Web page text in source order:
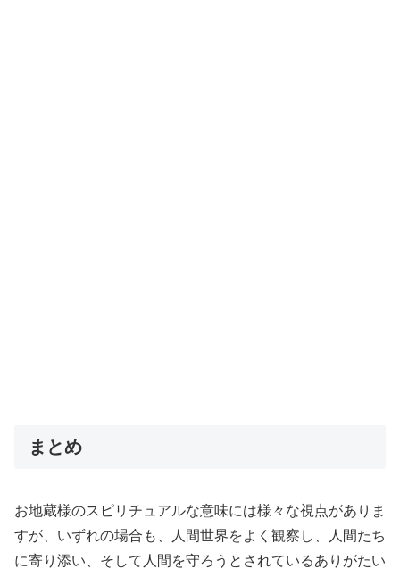
まとめ
お地蔵様のスピリチュアルな意味には様々な視点がありま
すが、いずれの場合も、人間世界をよく観察し、人間たち
に寄り添い、そして人間を守ろうとされているありがたい